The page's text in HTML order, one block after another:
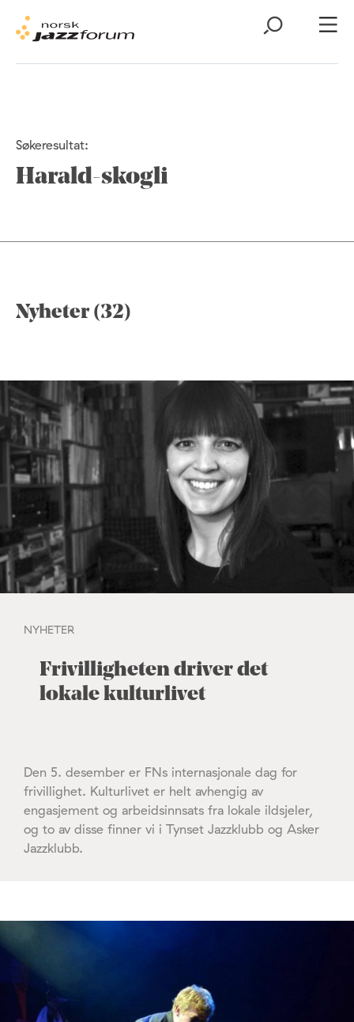
Søkeresultat:
Harald-skogli
Nyheter (32)
NYHETER
Frivilligheten driver det
lokale kulturlivet
Den 5. desember er FNs internasjonale dag for
frivillighet. Kulturlivet er helt avhengig av
engasjement og arbeidsinnsats fra lokale ildsjeler,
og to av disse finner vi i Tynset Jazzklubb og Asker
Jazzklubb.